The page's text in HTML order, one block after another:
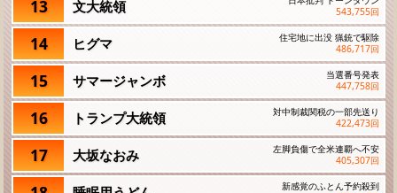
13 文大統領
543,755回
14 ヒグマ
住宅地に出没 猟銃で駆除
486,717回
15 サマージャンボ
当選番号発表
447,758回
16 トランプ大統領
対中制裁関税の一部先送り
422,473回
17 大坂なおみ
左脚負傷で全米連覇へ不安
405,307回
新感覚のふとん予約殺到